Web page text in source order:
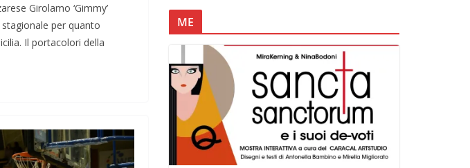
Girolamo ‘Gimmy’
per quanto
Il portacolori della
ME